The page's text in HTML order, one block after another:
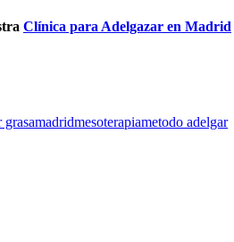
Clínica para Adelgazar en Madrid
grasamadridmesoterapiametodo adelgar